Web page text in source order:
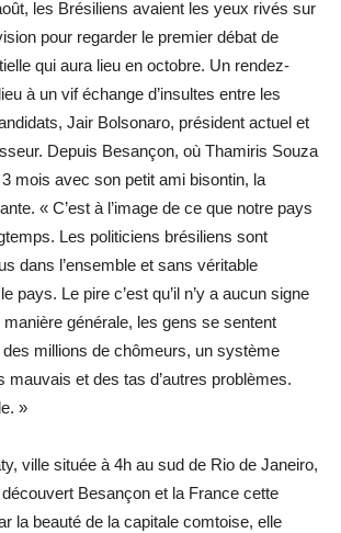
les Brésiliens avaient les yeux rivés sur
pour regarder le premier débat de
qui aura lieu en octobre. Un rendez-
à un vif échange d’insultes entre les
Jair Bolsonaro, président actuel et
Depuis Besançon, où Thamiris Souza
mois avec son petit ami bisontin, la
« C’est à l’image de ce que notre pays
Les politiciens brésiliens sont
dans l’ensemble et sans véritable
pays. Le pire c’est qu’il n’y a aucun signe
manière générale, les gens se sentent
millions de chômeurs, un système
mauvais et des tas d’autres problèmes.
»
ville située à 4h au sud de Rio de Janeiro,
Besançon et la France cette
la beauté de la capitale comtoise, elle